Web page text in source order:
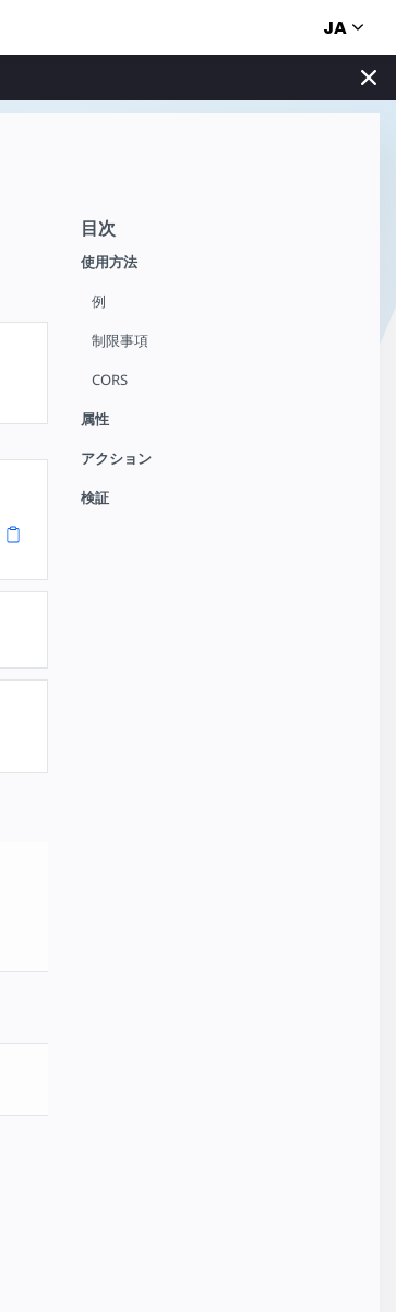
JA
目次
使用方法
例
制限事項
CORS
属性
アクション
検証